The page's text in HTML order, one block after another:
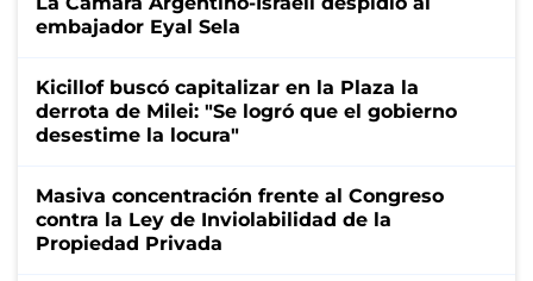
embajador Eyal Sela
Kicillof buscó capitalizar en la Plaza la
derrota de Milei: "Se logró que el gobierno
desestime la locura"
Masiva concentración frente al Congreso
contra la Ley de Inviolabilidad de la
Propiedad Privada